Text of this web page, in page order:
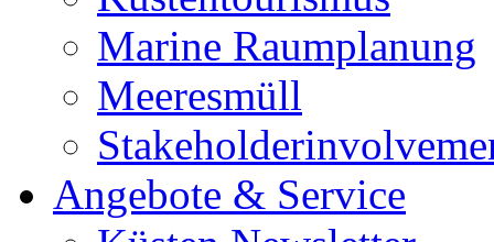
Marine Raumplanung
Meeresmüll
Angebote & Service